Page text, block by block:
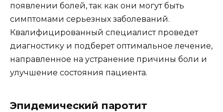
появлении болей, так как они могут быть
симптомами серьезных заболеваний.
Квалифицированный специалист проведет
диагностику и подберет оптимальное лечение,
направленное на устранение причины боли и
улучшение состояния пациента.
Эпидемический паротит